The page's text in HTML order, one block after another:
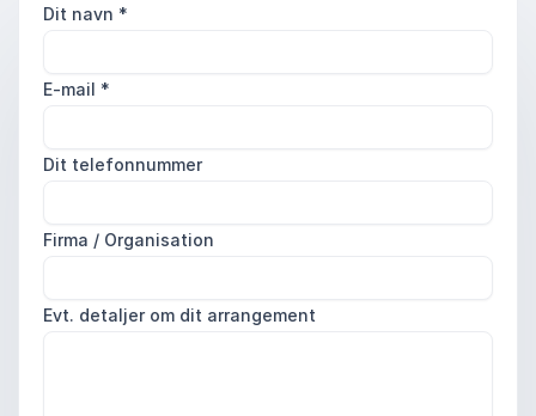
Dit navn *
E-mail *
Dit telefonnummer
Firma / Organisation
Evt. detaljer om dit arrangement